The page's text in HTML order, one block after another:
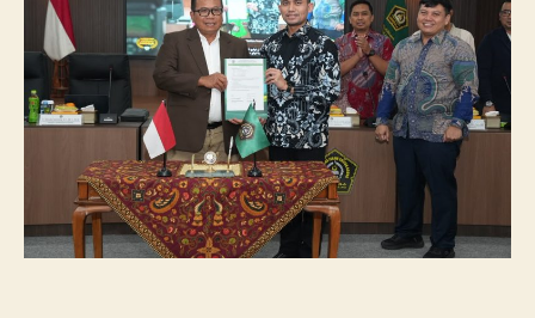
Prodi
Raih
Akreditasi
Internasional
ACQUIN
Lewat
Jalur
Track